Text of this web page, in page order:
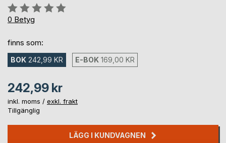
Betyg::
0%
0 Betyg
finns som:
BOK 242,99 KR E-BOK 169,00 KR
242,99 kr
inkl. moms / exkl. frakt
Tillgänglig
LÄGG I KUNDVAGNEN